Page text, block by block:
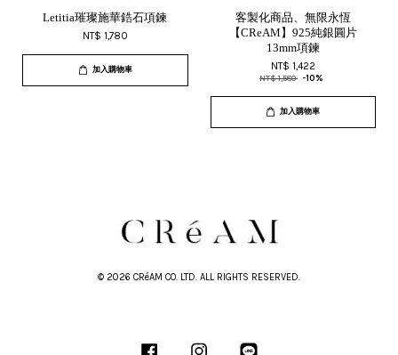
Letitia璀璨施華鋯石項鍊
NT$ 1,780
加入購物車
客製化商品、無限永恆
【CReAM】925純銀圓片
13mm項鍊
NT$ 1,422
NT$ 1,580 -10%
加入購物車
© 2026 CRéAM CO. LTD. ALL RIGHTS RESERVED.
Facebook Instagram